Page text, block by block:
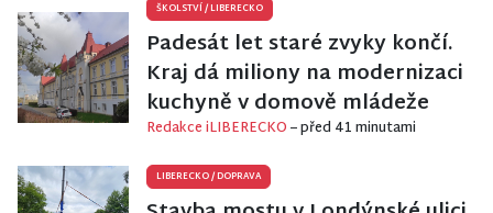
ŠKOLSTVÍ /LIBERECKO
Padesát let staré zvyky končí.
Kraj dá miliony na modernizaci
kuchyně v domově mládeže
Redakce iLIBERECKO– před 41 minutami
LIBERECKO/DOPRAVA